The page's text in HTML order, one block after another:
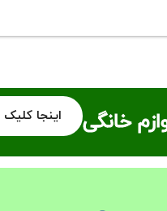
خانگی اینجا کلیک